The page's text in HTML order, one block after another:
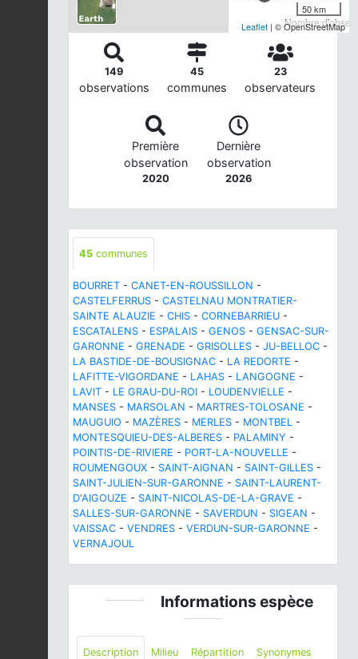
Nombre
50 km
Leaflet | © OpenStreetMap
149
observations
45
communes
23
observateurs
Première
observation
2020
Dernière
observation
2026
45 communes
BOURRET - CANET-EN-ROUSSILLON -
CASTELFERRUS - CASTELNAU MONTRATIER-
SAINTE ALAUZIE - CHIS - CORNEBARRIEU -
ESCATALENS - ESPALAIS - GENOS - GENSAC-SUR-
GARONNE - GRENADE - GRISOLLES - JU-BELLOC -
LA BASTIDE-DE-BOUSIGNAC - LA REDORTE -
LAFITTE-VIGORDANE - LAHAS - LANGOGNE -
LAVIT - LE GRAU-DU-ROI - LOUDENVIELLE -
MANSES - MARSOLAN - MARTRES-TOLOSANE -
MAUGUIO - MAZÈRES - MERLES - MONTBEL -
MONTESQUIEU-DES-ALBERES - PALAMINY -
POINTIS-DE-RIVIERE - PORT-LA-NOUVELLE -
ROUMENGOUX - SAINT-AIGNAN - SAINT-GILLES -
SAINT-JULIEN-SUR-GARONNE - SAINT-LAURENT-
D'AIGOUZE - SAINT-NICOLAS-DE-LA-GRAVE -
SALLES-SUR-GARONNE - SAVERDUN - SIGEAN -
VAISSAC - VENDRES - VERDUN-SUR-GARONNE -
VERNAJOUL
Informations espèce
Description Milieu Répartition Synonymes